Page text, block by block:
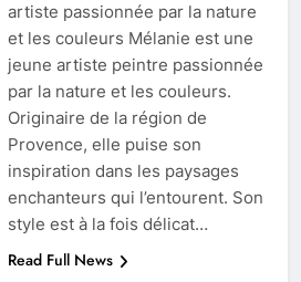
artiste passionnée par la nature
et les couleurs Mélanie est une
jeune artiste peintre passionnée
par la nature et les couleurs.
Originaire de la région de
Provence, elle puise son
inspiration dans les paysages
enchanteurs qui l’entourent. Son
style est à la fois délicat…
Read Full News